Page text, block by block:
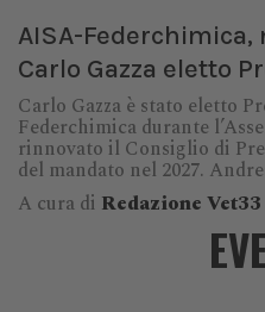
AISA-Federchimica,
Carlo Gazza eletto
Carlo Gazza è stato eletto
Federchimica durante
rinnovato il Consiglio di
del mandato nel 2027.
A cura di Redazione Vet33